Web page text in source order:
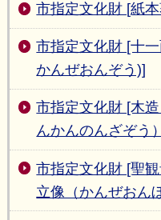
市指定文化財 [紙
市指定文化財 [十
かんぜおんぞう)]
市指定文化財 [木
んかんのんざぞう
市指定文化財 [聖
立像（かんぜおん